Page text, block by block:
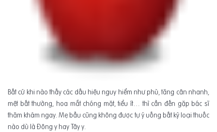
Bất cứ khi nào thấy các dấu hiệu nguy hiểm như phù, tăng cân nhanh,
mệt bất thường, hoa mắt chóng mặt, tiểu ít… thì cần đến gặp bác sĩ
thăm khám ngay. Mẹ bầu cũng không được tự ý uống bất kỳ loại thuốc
nào dù là Đông y hay Tây y.